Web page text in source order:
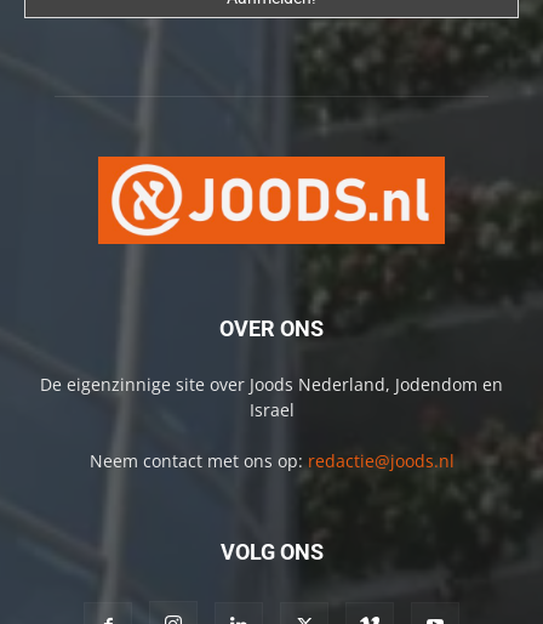
OVER ONS
De eigenzinnige site over Joods Nederland, Jodendom en
Israel
Neem contact met ons op: redactie@joods.nl
VOLG ONS